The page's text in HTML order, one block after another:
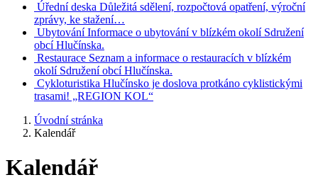
Úřední deska Důležitá sdělení, rozpočtová opatření, výroční
zprávy, ke stažení…
Ubytování Informace o ubytování v blízkém okolí Sdružení
obcí Hlučínska.
Restaurace Seznam a informace o restauracích v blízkém
okolí Sdružení obcí Hlučínska.
Cykloturistika Hlučínsko je doslova protkáno cyklistickými
trasami! „REGION KOL“
Úvodní stránka
Kalendář
Kalendář